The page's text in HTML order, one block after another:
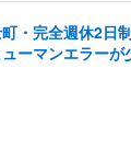
スチェア デスク
強化バックレス
子 腰サポート 90
パソコンチェア (
ゲーミングモニ
CFI-ZDM1J）
イフ ネオ・オム
・完全週休2日
ーマンエラーが